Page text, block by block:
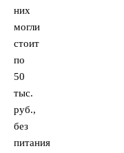
них
могли
стоит
по
50
тыс.
руб.,
без
питания